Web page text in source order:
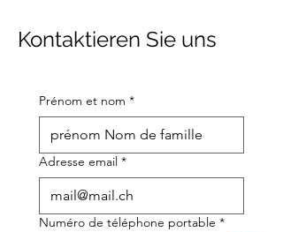
Kontaktieren Sie uns
Prénom et nom *
Adresse email *
Numéro de téléphone portable *